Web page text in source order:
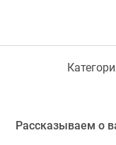
Рассказываем о